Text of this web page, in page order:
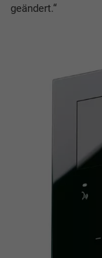
geändert.“